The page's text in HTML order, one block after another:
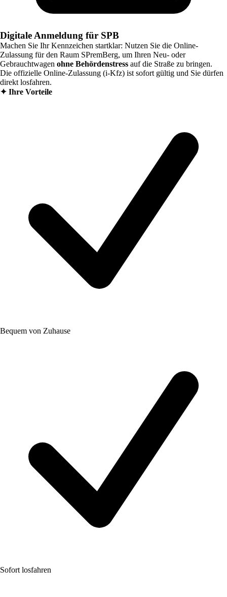
Digitale Anmeldung für SPB
Machen Sie Ihr Kennzeichen startklar: Nutzen Sie die Online-
Zulassung für den Raum SPremBerg, um Ihren Neu- oder
Gebrauchtwagen ohne Behördenstress auf die Straße zu bringen.
Die offizielle Online-Zulassung (i-Kfz) ist sofort gültig und Sie dürfen
direkt losfahren.
✦ Ihre Vorteile
Bequem von Zuhause
Sofort losfahren